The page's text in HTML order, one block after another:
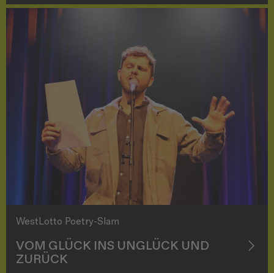
WestLotto Poetry-Slam
VOM GLÜCK INS UNGLÜCK UND
ZURÜCK